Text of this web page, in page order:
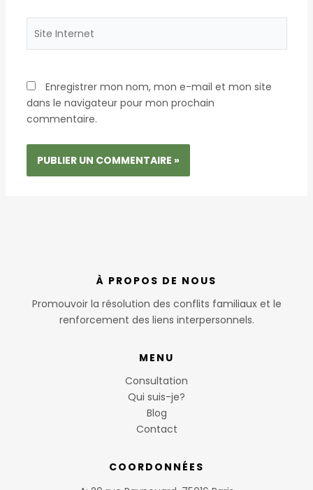
Internet
Enregistrer mon nom, mon e-mail et mon site
dans le navigateur pour mon prochain
commentaire.
À PROPOS DE NOUS
Promouvoir la résolution des conflits familiaux et le
renforcement des liens interpersonnels.
MENU
Consultation
Qui suis-je?
Blog
Contact
COORDONNÉES